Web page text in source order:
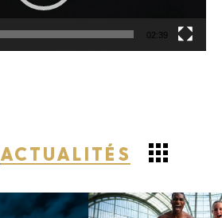
02:39
ACTUALITÉS